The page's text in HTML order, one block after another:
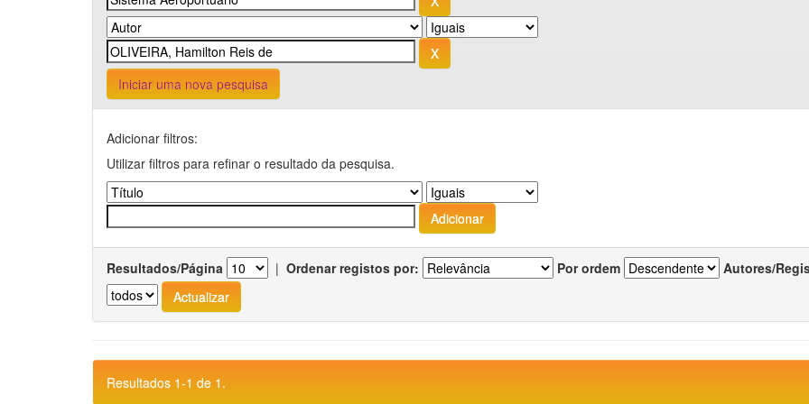
Iniciar uma nova pesquisa
Adicionar filtros:
Utilizar filtros para refinar o resultado da pesquisa.
Resultados/Página | Ordenar registos por: Por ordem Autores/
Resultados 1-1 de 1.